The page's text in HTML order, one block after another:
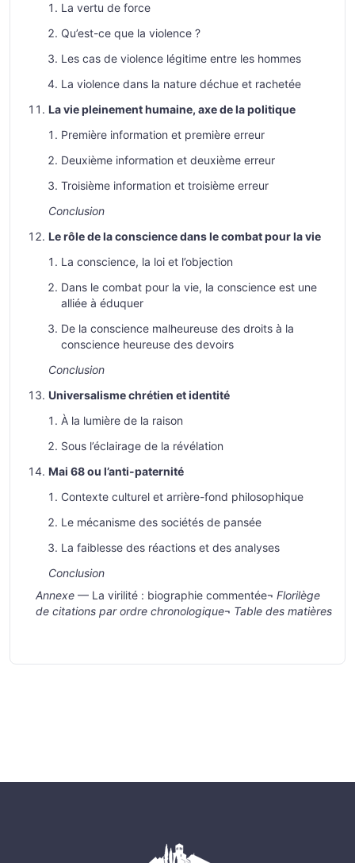
La vertu de force
Qu’est-ce que la violence ?
Les cas de violence légitime entre les hommes
La violence dans la nature déchue et rachetée
La vie pleinement humaine, axe de la politique
Première information et première erreur
Deuxième information et deuxième erreur
Troisième information et troisième erreur
Conclusion
Le rôle de la conscience dans le combat pour la vie
La conscience, la loi et l’objection
Dans le combat pour la vie, la conscience est une
alliée à éduquer
De la conscience malheureuse des droits à la
conscience heureuse des devoirs
Conclusion
Universalisme chrétien et identité
À la lumière de la raison
Sous l’éclairage de la révélation
Mai 68 ou l’anti-paternité
Contexte culturel et arrière-fond philosophique
Le mécanisme des sociétés de pansée
La faiblesse des réactions et des analyses
Conclusion
Annexe — La virilité : biographie commentée¬ Florilège
de citations par ordre chronologique¬ Table des matières